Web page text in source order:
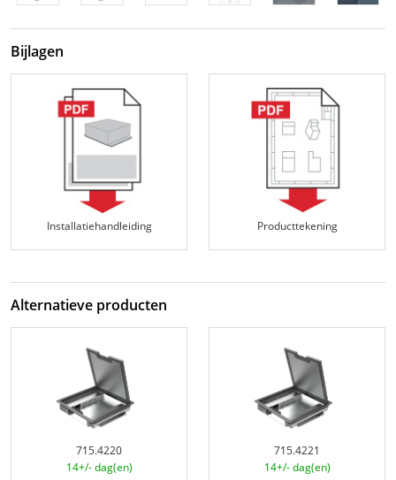
Bijlagen
Installatiehandleiding Producttekening
Alternatieve producten
715.4220
14+/- dag(en)
715.4221
14+/- dag(en)